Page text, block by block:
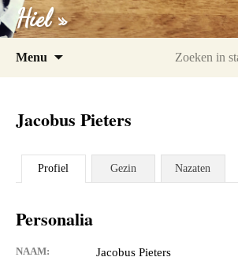
Hiel »
Menu
Jacobus Pieters
Profiel Gezin Nazaten
Personalia
NAAM: Jacobus Pieters